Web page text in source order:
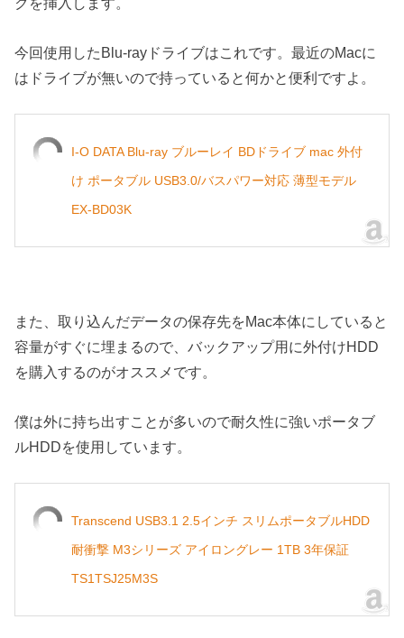
今回使用したBlu-rayドライブはこれです。最近のMacに
はドライブが無いので持っていると何かと便利ですよ。
I-O DATA Blu-ray ブルーレイ BDドライブ mac 外付
け ポータブル USB3.0/バスパワー対応 薄型モデル
EX-BD03K
また、取り込んだデータの保存先をMac本体にしていると
容量がすぐに埋まるので、バックアップ用に外付けHDD
を購入するのがオススメです。
僕は外に持ち出すことが多いので耐久性に強いポータブ
ルHDDを使用しています。
Transcend USB3.1 2.5インチ スリムポータブルHDD
耐衝撃 M3シリーズ アイロングレー 1TB 3年保証
TS1TSJ25M3S